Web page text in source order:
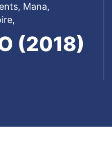
, Mana,
,
(2018)